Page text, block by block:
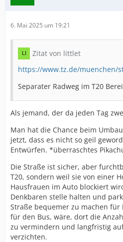
6. Mai 2025 um 19:21
Zitat von littlet
https://www.tz.de/muenchen/
Separater Radweg im T20
Als jemand, der da jeden Tag
Man hat die Chance beim
jetzt, dass es nicht so geil
Entwürfen. *überraschtes
Die Straße ist sicher, aber
T20, sondern weil sie von einer
Hausfrauen im Auto blockiert
Denkbaren stelle halten und
Straße bequemer zu machen
für den Bus, wäre, dort die
zu vermindern und langfristig
verzichten.